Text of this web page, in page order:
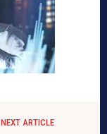
NEXT ARTICLE